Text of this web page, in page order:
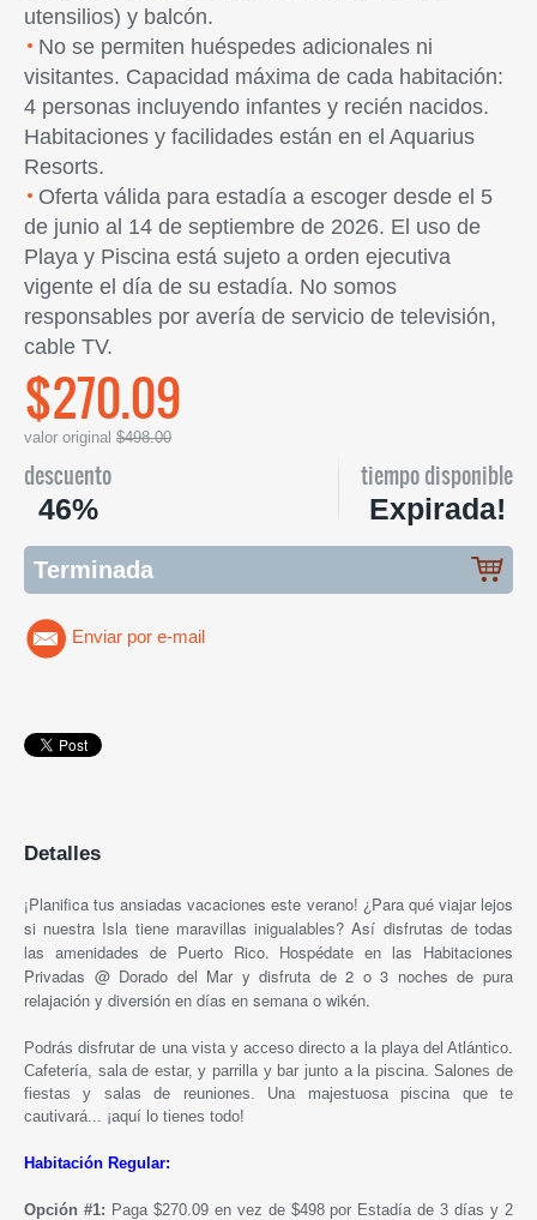
utensilios) y balcón.
No se permiten huéspedes adicionales ni
visitantes. Capacidad máxima de cada habitación:
4 personas incluyendo infantes y recién nacidos.
Habitaciones y facilidades están en el Aquarius
Resorts.
Oferta válida para estadía a escoger desde el 5
de junio al 14 de septiembre de 2026. El uso de
Playa y Piscina está sujeto a orden ejecutiva
vigente el día de su estadía. No somos
responsables por avería de servicio de televisión,
cable TV.
$270.09
valor original $498.00
descuento
46%
tiempo disponible
Expirada!
Terminada
Enviar por e-mail
Detalles
¡Planifica tus ansiadas vacaciones este verano! ¿Para qué viajar lejos
si nuestra Isla tiene maravillas inigualables? Así disfrutas de todas
las amenidades de Puerto Rico. Hospédate en las Habitaciones
Privadas @ Dorado del Mar y disfruta de 2 o 3 noches de pura
relajación y diversión en días en semana o wikén.
Podrás disfrutar de una vista y acceso directo a la playa del Atlántico.
Cafetería, sala de estar, y parrilla y bar junto a la piscina. Salones de
fiestas y salas de reuniones. Una majestuosa piscina que te
cautivará... ¡aquí lo tienes todo!
Habitación Regular:
Opción #1: Paga $270.09 en vez de $498 por Estadía de 3 días y 2